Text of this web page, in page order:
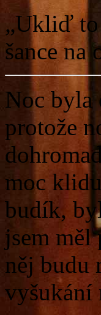
„Ukliď to
šance na
Noc byla
protože
moc
budík,
jsem měl
něj budu
vyšukání